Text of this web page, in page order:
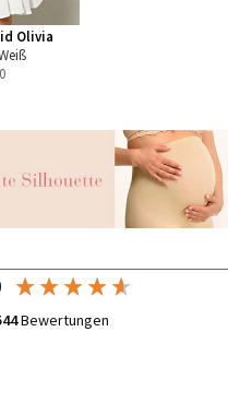
Olivia
Bewertungen